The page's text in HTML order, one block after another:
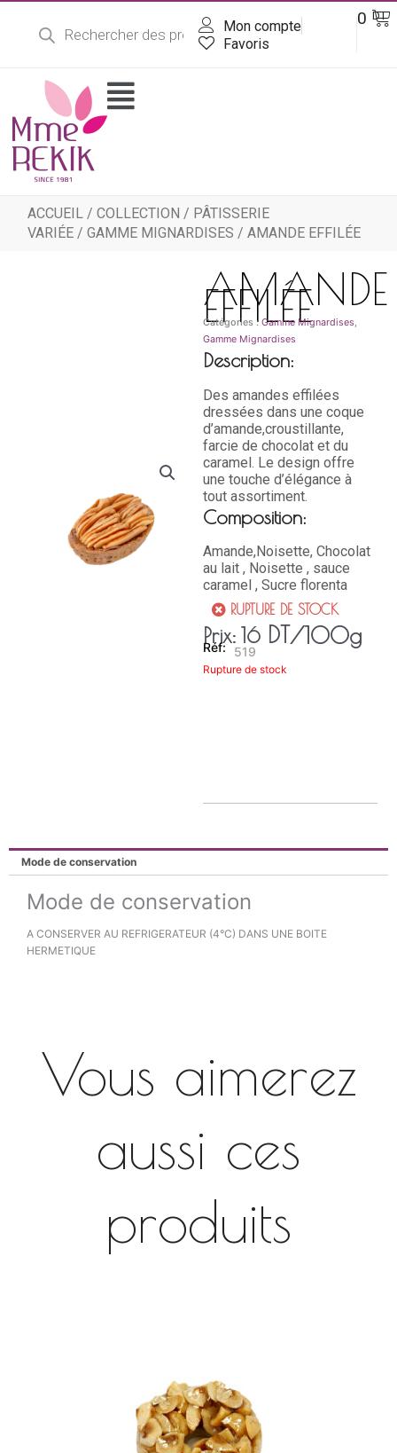
Recherche
produits
Mon compte
Favoris
0 DT
Flyout
Menu
ACCUEIL /COLLECTION / PÂTISSERIE
VARIÉE /GAMME MIGNARDISES / AMANDE EFFILÉE
AMANDE
EFFILÉE
Catégories :Gamme Mignardises,
Gamme Mignardises
Description:
Des amandes effilées
dressées dans une coque
d’amande,croustillante,
farcie de chocolat et du
caramel. Le design offre
une touche d’élégance à
tout assortiment.
Composition:
Amande,Noisette, Chocolat
au lait , Noisette , sauce
caramel , Sucre florenta
RUPTURE DE STOCK
Prix: 16 DT/100g
519
Rupture de stock
Mode de conservation
Mode de conservation
A CONSERVER AU REFRIGERATEUR (4°C) DANS UNE BOITE
HERMETIQUE
Vous aimerez
aussi ces
produits